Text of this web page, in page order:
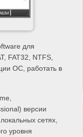
для
FAT32, NTFS,
ОС, работать в
версии
сетях,
уровня